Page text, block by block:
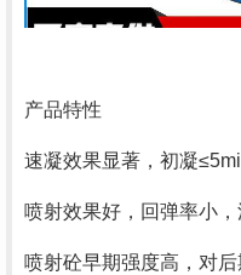
产品特性
速凝效果显著，初凝
喷射效果好，回弹率小
喷射砼早期强度高，对